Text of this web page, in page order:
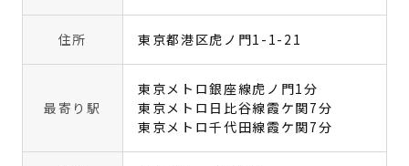
住所 東京都港区虎ノ門1-1-21
最寄り駅
東京メトロ銀座線虎ノ門1分
東京メトロ日比谷線霞ケ関7分
東京メトロ千代田線霞ケ関7分